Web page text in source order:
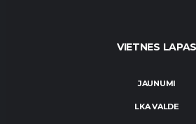
VIETNES LAPAS
JAUNUMI
LKA VALDE